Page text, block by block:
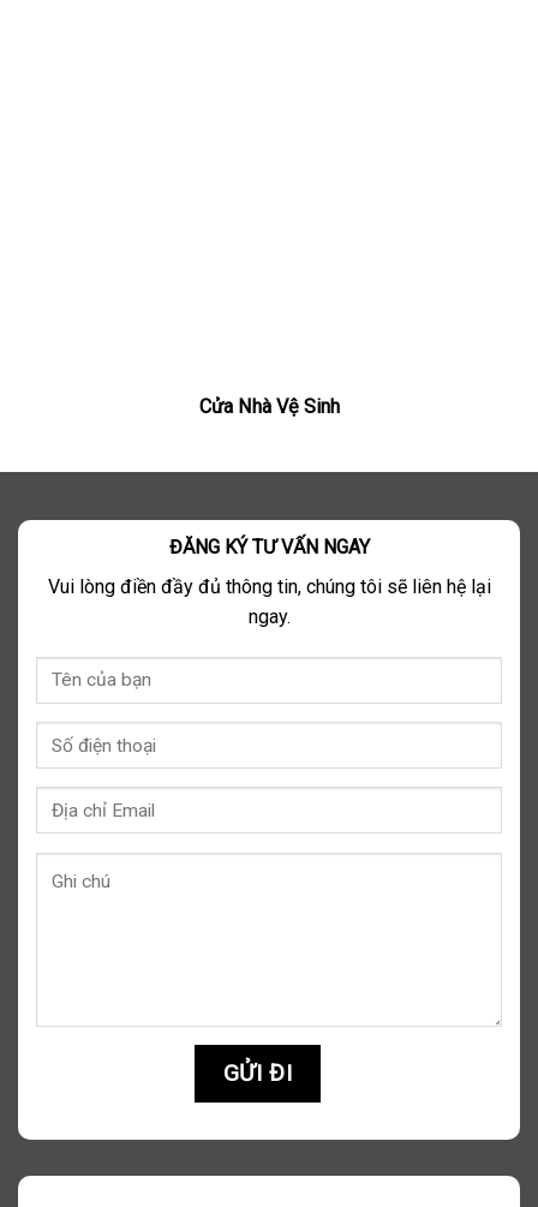
Cửa Nhà Vệ Sinh
ĐĂNG KÝ TƯ VẤN NGAY
Vui lòng điền đầy đủ thông tin, chúng tôi sẽ liên hệ lại
ngay.